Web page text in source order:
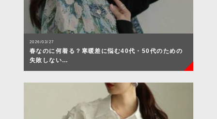
2026/03/27
春なのに何着る？寒暖差に悩む40代・50代のための
失敗しない…